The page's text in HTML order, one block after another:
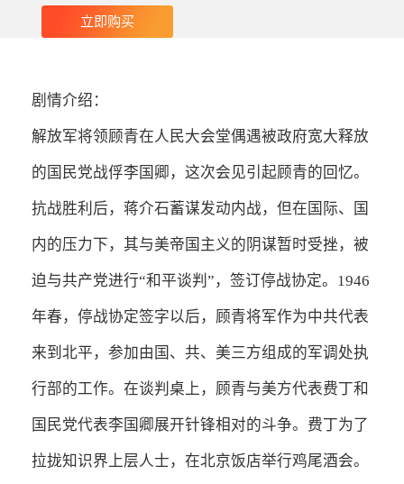
剧情介绍：
解放军将领顾青在人民大会堂偶遇被政府宽大释放
的国民党战俘李国卿，这次会见引起顾青的回忆。
抗战胜利后，蒋介石蓄谋发动内战，但在国际、国
内的压力下，其与美帝国主义的阴谋暂时受挫，被
迫与共产党进行“和平谈判”，签订停战协定。1946
年春，停战协定签字以后，顾青将军作为中共代表
来到北平，参加由国、共、美三方组成的军调处执
行部的工作。在谈判桌上，顾青与美方代表费丁和
国民党代表李国卿展开针锋相对的斗争。费丁为了
拉拢知识界上层人士，在北京饭店举行鸡尾酒会。